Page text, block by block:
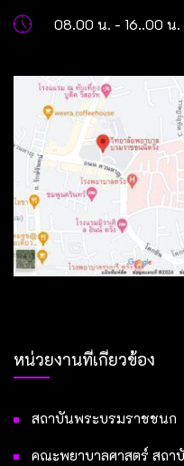
08.00 น. - 16..00 น.
หน่วยงานที่เกี่ยวข้อง
สถาบันพระบรมราชชนก
คณะพยาบาลศาสตร์ สถ